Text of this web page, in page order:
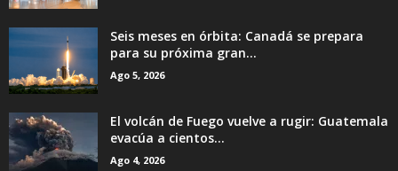
Seis meses en órbita: Canadá se prepara
para su próxima gran...
Ago 5, 2026
El volcán de Fuego vuelve a rugir: Guatemala
evacúa a cientos...
Ago 4, 2026